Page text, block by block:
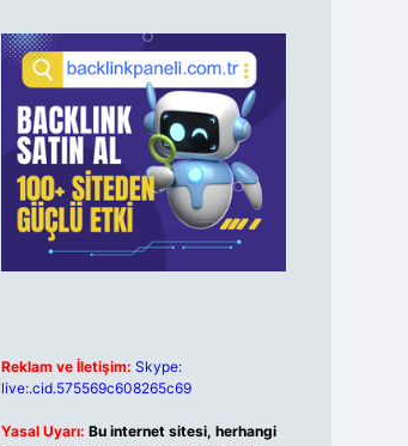
Reklam ve İletişim: Skype:
live:.cid.575569c608265c69
Yasal Uyarı: Bu internet sitesi, herhangi